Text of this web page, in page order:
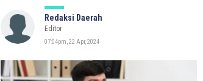
Redaksi Daerah
Editor
07:04pm, 22 Apr, 2024